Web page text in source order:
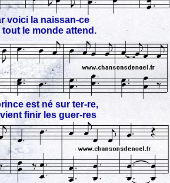
voici la naissan-ce
tout le monde attend.
est né sur ter-re,
finir les guer-res